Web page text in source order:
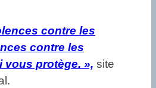
contre les
contre les
vous protège. », site